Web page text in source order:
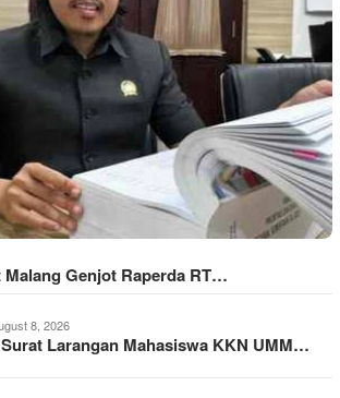
Malang Genjot Raperda RT…
8, 2026
Larangan Mahasiswa KKN UMM…